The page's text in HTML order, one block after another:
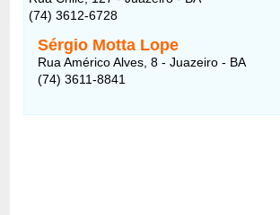
(74) 3612-6728
Sérgio Motta Lope
Rua Américo Alves, 8 - Juazeiro - BA
(74) 3611-8841